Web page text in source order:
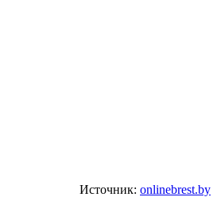
Источник: onlinebrest.by